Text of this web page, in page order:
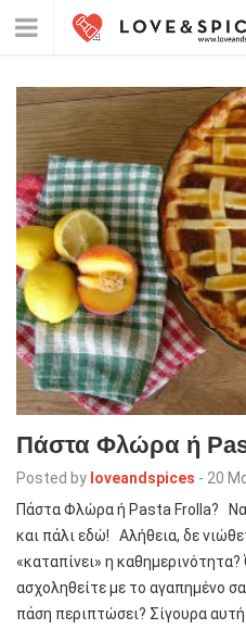
Πάστα Φλώρα ή
Posted by loveandspices - 20
Πάστα Φλώρα ή Pasta Frolla? Να
και πάλι εδώ! Αλήθεια, δε
«καταπίνει» η
ασχοληθείτε με το αγαπημένο
πάση περιπτώσει? Σίγουρα αυτή